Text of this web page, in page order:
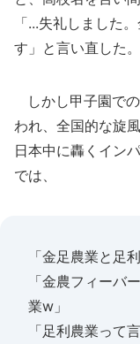
「...失礼しました
す」と言い直した。
しかし甲子園で
われ、全国的な旋
日本中に轟くイン
では、
「金足農業と足
「金農フィーバ
業w」
「足利農業って